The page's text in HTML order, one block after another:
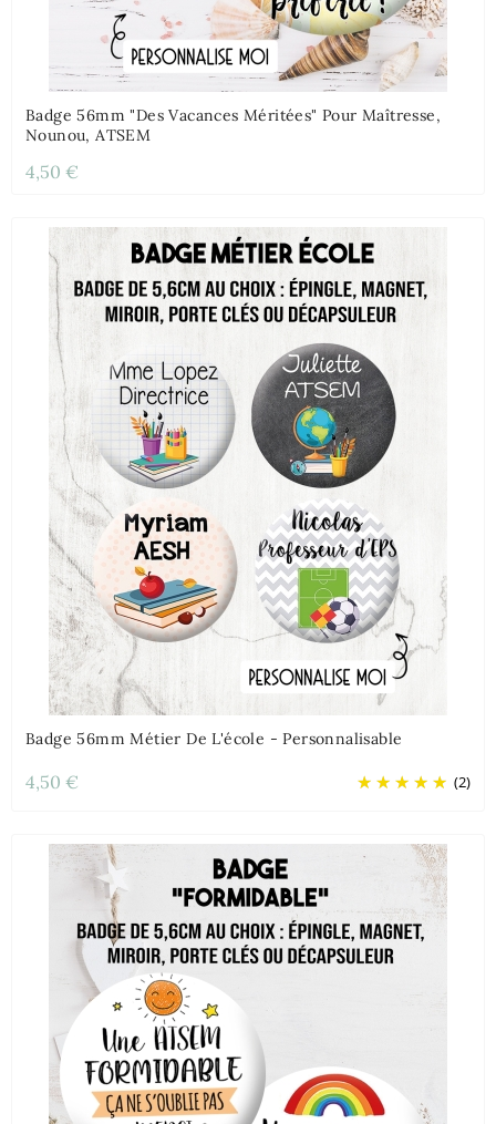
Badge 56mm "Des Vacances Méritées" Pour Maîtresse,
Nounou, ATSEM
4,50 €
Badge 56mm Métier De L'école - Personnalisable
(2)
4,50 €